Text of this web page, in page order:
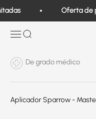
Oferta de
Abrir navegación
Buscar en
De grado médico
Aplicador Sparrow -